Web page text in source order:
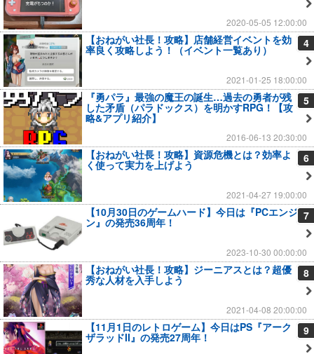
2020-05-05 12:00:00
4
【おねがい社長！攻略】店舗経営イベントを効
率良く攻略しよう！（イベント一覧あり）
2021-01-25 18:00:00
5
『勇パラ』最強の魔王の誕生…過去の勇者が残
した矛盾（パラドックス）を明かすRPG！【攻
略&アプリ紹介】
2016-06-13 20:30:00
6
【おねがい社長！攻略】資源危機とは？効率よ
く使って実力を上げよう
2021-04-27 19:00:00
7
【10月30日のゲームハード】今日は『PCエンジ
ン』の発売36周年！
2023-10-30 00:00:00
8
【おねがい社長！攻略】ジーニアスとは？超優
秀な人材を入手しよう
2021-04-08 20:00:00
9
【11月1日のレトロゲーム】今日はPS『アーク
ザラッドII』の発売27周年！